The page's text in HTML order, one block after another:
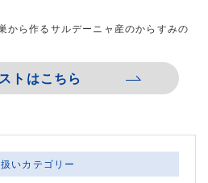
から作るサルデーニャ産のからすみの
トはこちら
いカテゴリー